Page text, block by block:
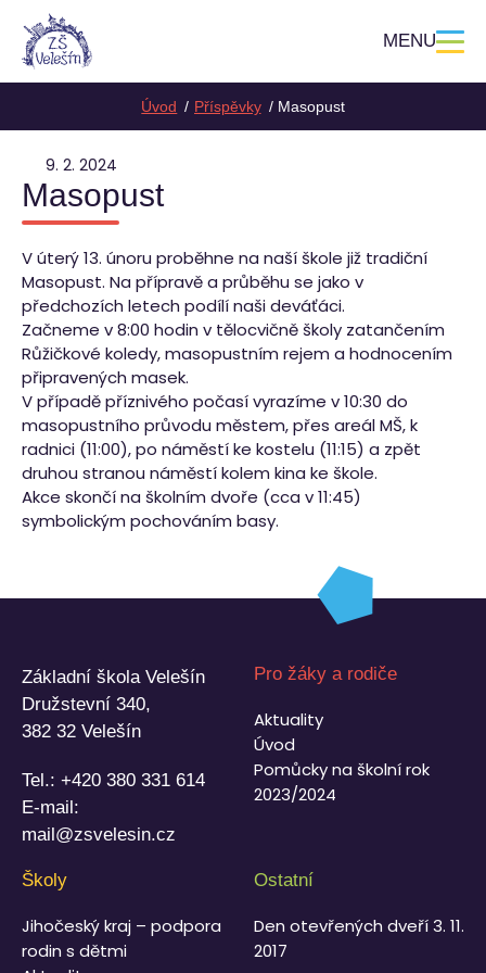
MENU
Úvod Příspěvky Masopust
9. 2. 2024
Masopust
V úterý 13. únoru proběhne na naší škole již tradiční
Masopust. Na přípravě a průběhu se jako v
předchozích letech podílí naši deváťáci.
Začneme v 8:00 hodin v tělocvičně školy zatančením
Růžičkové koledy, masopustním rejem a hodnocením
připravených masek.
V případě příznivého počasí vyrazíme v 10:30 do
masopustního průvodu městem, přes areál MŠ, k
radnici (11:00), po náměstí ke kostelu (11:15) a zpět
druhou stranou náměstí kolem kina ke škole.
Akce skončí na školním dvoře (cca v 11:45)
symbolickým pochováním basy.
Základní škola Velešín
Družstevní 340,
382 32 Velešín
Tel.: +420 380 331 614
E-mail:
mail@zsvelesin.cz
Pro žáky a rodiče
Aktuality
Úvod
Pomůcky na školní rok
2023/2024
Školy
Jihočeský kraj – podpora
rodin s dětmi
Ostatní
Den otevřených dveří 3. 11.
2017